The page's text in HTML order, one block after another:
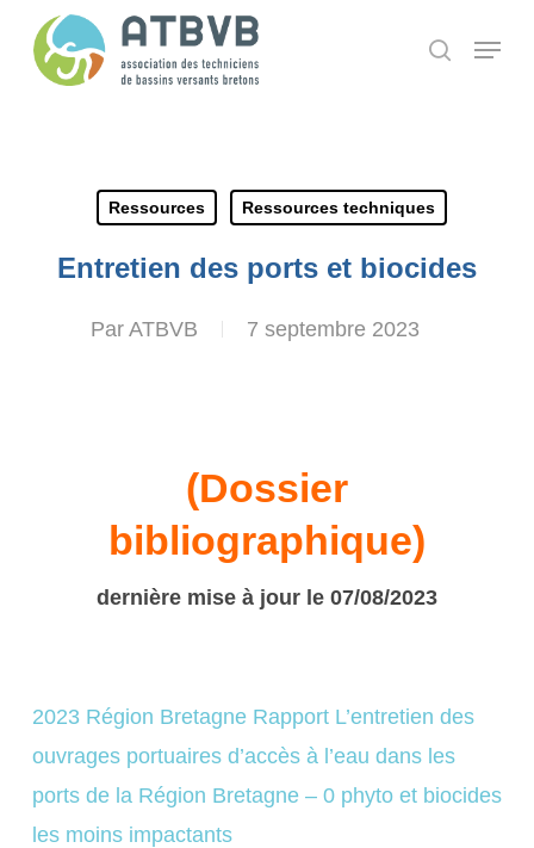
search
Menu
Ressources Ressources techniques
Entretien des ports et biocides
Par ATBVB 7 septembre 2023
(Dossier
bibliographique)
dernière mise à jour le 07/08/2023
2023 Région Bretagne Rapport L’entretien des
ouvrages portuaires d’accès à l’eau dans les
ports de la Région Bretagne – 0 phyto et biocides
les moins impactants
Panneau de gestion des cookies